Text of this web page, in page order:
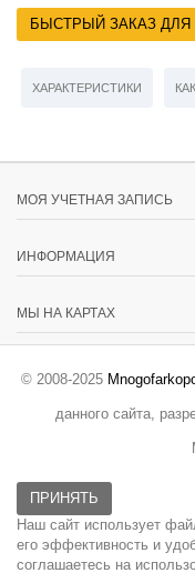
БЫСТРЫЙ ЗАКАЗ
ХАРАКТЕРИСТИКИ
МОЯ УЧЕТНАЯ ЗАПИСЬ
ИНФОРМАЦИЯ
МЫ НА КАРТАХ
© 2008-2025
данного сайта,
ПРИНЯТЬ
Наш сайт использует
его эффективность и
соглашаетесь на